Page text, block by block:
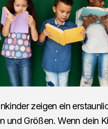
zeigen ein
und Größen. Wenn dein